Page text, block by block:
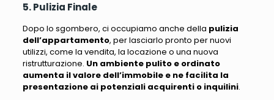
5. Pulizia Finale
Dopo lo sgombero, ci occupiamo anche della pulizia
dell’appartamento, per lasciarlo pronto per nuovi
utilizzi, come la vendita, la locazione o una nuova
ristrutturazione. Un ambiente pulito e ordinato
aumenta il valore dell’immobile e ne facilita la
presentazione ai potenziali acquirenti o inquilini.